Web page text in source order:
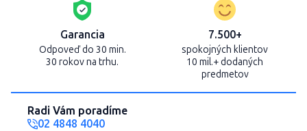
Garancia
Odpoveď do 30 min.
30 rokov na trhu.
7.500+
spokojných klientov
10 mil.+ dodaných
predmetov
Radi Vám poradíme
02 4848 4040